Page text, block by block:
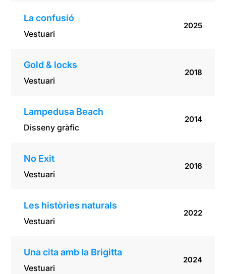
La confusió
Vestuari
2025
Gold & locks
Vestuari
2018
Lampedusa Beach
Disseny gràfic
2014
No Exit
Vestuari
2016
Les històries naturals
Vestuari
2022
Una cita amb la Brigitta
Vestuari
2024